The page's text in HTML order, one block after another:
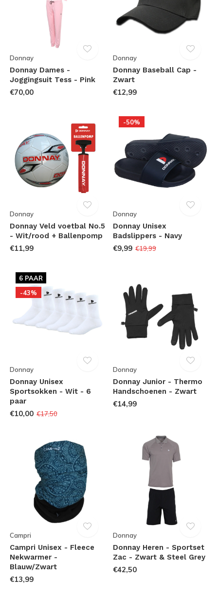
Donnay
Donnay Dames -
Joggingsuit Tess - Pink
€70,00
Donnay
Donnay Baseball Cap -
Zwart
€12,99
Donnay
Donnay Veld voetbal No.5
- Wit/rood + Ballenpomp
€11,99
-50%
Donnay
Donnay Unisex
Badslippers - Navy
€9,99 €19,99
6 PAAR
-43%
Donnay
Donnay Unisex
Sportsokken - Wit - 6
paar
€10,00 €17,50
Donnay
Donnay Junior - Thermo
Handschoenen - Zwart
€14,99
Campri
Campri Unisex - Fleece
Nekwarmer -
Blauw/Zwart
€13,99
Donnay
Donnay Heren - Sportset
Zac - Zwart & Steel Grey
€42,50